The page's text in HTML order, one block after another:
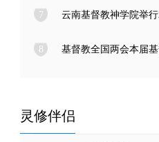
7
8
灵修伴侣